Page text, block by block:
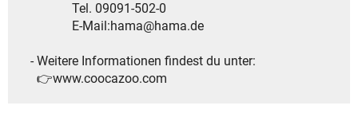
Tel. 09091-502-0
E-Mail:hama@hama.de
- Weitere Informationen findest du unter:
👉www.coocazoo.com